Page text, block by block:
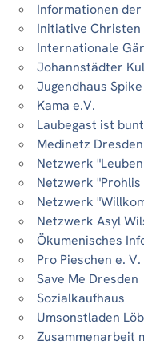
Informationen
Initiative Christen
Internationale
Johannstädter
Jugendhaus Spike
Kama e.V.
Laubegast ist bunt
Medinetz Dresden
Netzwerk
Netzwerk
Netzwerk
Netzwerk Asyl
Ökumenisches
Pro Pieschen e. V.
Save Me Dresden
Sozialkaufhaus
Umsonstladen
Zusammenarbeit